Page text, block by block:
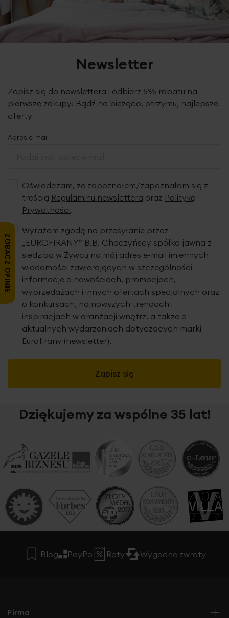
poszwę na kołdrę: 160 x 200 cm - 1 szt.
poszewkę na poduszkę: 70 x 80 cm - 2 szt.
Newsletter
Zapisz się do newslettera i odbierz 5% rabatu na
pierwsze zakupy! Bądź na bieżąco, otrzymuj najlepsze
oferty
Adres e-mail
Oświadczam, że zapoznałem/zapoznałam się z
treścią Regulaminu newslettera oraz Polityką
Prywatności.
Zapisz się
Wyrażam zgodę na przesyłanie przez
„EUROFIRANY” B.B. Choczyńscy spółka jawna z
siedzibą w Żywcu na mój adres e-mail imiennych
wiadomości zawierających w szczególności
informacje o nowościach, promocjach,
wyprzedażach i innych ofertach specjalnych oraz
o konkursach, najnowszych trendach i
inspiracjach w aranżacji wnętrz, a także o
aktualnych wydarzeniach dotyczących marki
Eurofirany (newsletter).
Dziękujemy za wspólne 35 lat!
Blog PayPo Raty Wygodne zwroty
Firma
ZOBACZ OPINIE